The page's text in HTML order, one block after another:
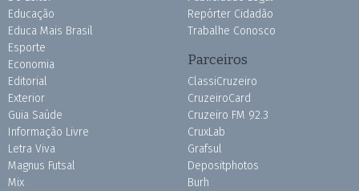
Educação
Educa Mais Brasil
Esporte
Economia
Editorial
Exterior
Guia Saúde
Informação Livre
Letra Viva
Magnus Futsal
Mix
Repórter Cidadão
Trabalhe Conosco
Parceiros
ClassiCruzeiro
CruzeiroCard
Cruzeiro FM 92.3
CruxLab
Grafsul
Depositphotos
Burh